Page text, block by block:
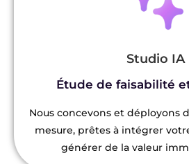
Studio IA
Étude de faisabilité
Nous concevons et déployons
mesure, prêtes à intégrer
générer de la valeur